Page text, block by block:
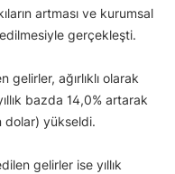
artması ve kurumsal
gerçekleşti.
ağırlıklı olarak
bazda 14,0% artarak
dolar) yükseldi.
gelirler ise yıllık